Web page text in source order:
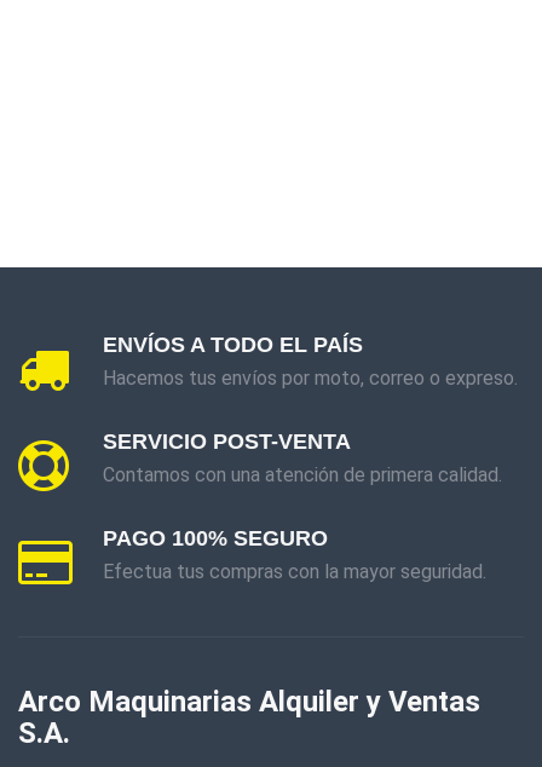
ENVÍOS A TODO EL PAÍS
Hacemos tus envíos por moto, correo o expreso.
SERVICIO POST-VENTA
Contamos con una atención de primera calidad.
PAGO 100% SEGURO
Efectua tus compras con la mayor seguridad.
Arco Maquinarias Alquiler y Ventas
S.A.